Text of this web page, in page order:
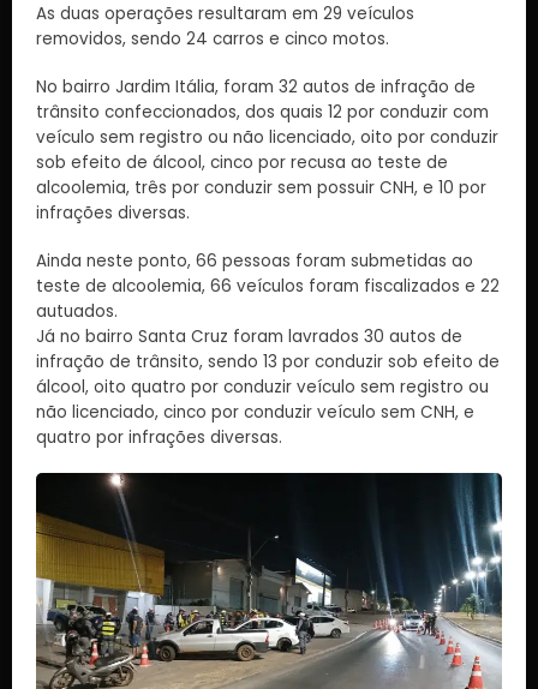
As duas operações resultaram em 29 veículos
removidos, sendo 24 carros e cinco motos.
No bairro Jardim Itália, foram 32 autos de infração de
trânsito confeccionados, dos quais 12 por conduzir com
veículo sem registro ou não licenciado, oito por conduzir
sob efeito de álcool, cinco por recusa ao teste de
alcoolemia, três por conduzir sem possuir CNH, e 10 por
infrações diversas.
Ainda neste ponto, 66 pessoas foram submetidas ao
teste de alcoolemia, 66 veículos foram fiscalizados e 22
autuados.
Já no bairro Santa Cruz foram lavrados 30 autos de
infração de trânsito, sendo 13 por conduzir sob efeito de
álcool, oito quatro por conduzir veículo sem registro ou
não licenciado, cinco por conduzir veículo sem CNH, e
quatro por infrações diversas.